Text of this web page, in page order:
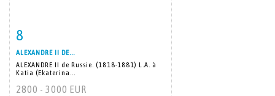
8
ALEXANDRE II DE...
ALEXANDRE II de Russie. (1818-1881) L.A. à
Katia (Ekaterina...
2800 - 3000 EUR